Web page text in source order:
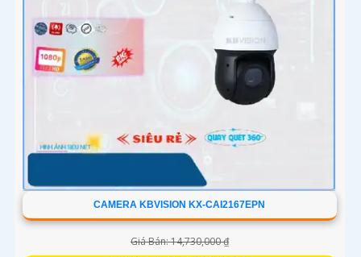
CAMERA KBVISION KX-CAI2167EPN
Giá Bán: 14,730,000 ₫